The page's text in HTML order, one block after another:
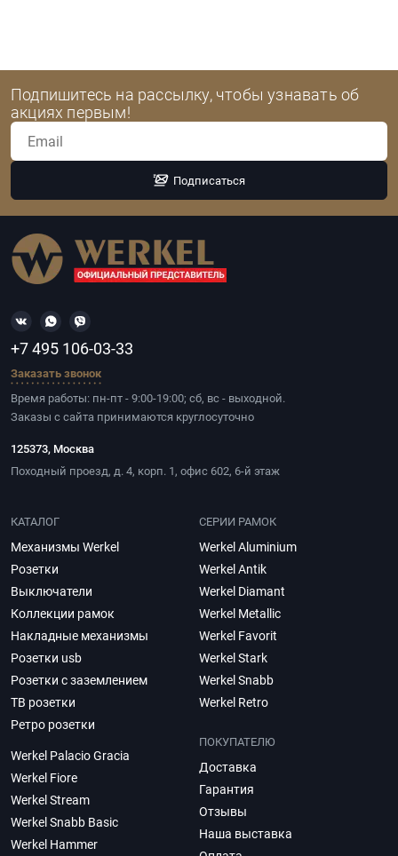
Подпишитесь на рассылку, чтобы узнавать об
акциях первым!
Подписаться
+7 495 106-03-33
Заказать звонок
Время работы: пн-пт - 9:00-19:00; сб, вс - выходной.
Заказы с сайта принимаются круглосуточно
125373, Москва
Походный проезд, д. 4, корп. 1, офис 602, 6-й этаж
КАТАЛОГ
Механизмы Werkel
Розетки
Выключатели
Коллекции рамок
Накладные механизмы
Розетки usb
Розетки с заземлением
ТВ розетки
Ретро розетки
СЕРИИ РАМОК
Werkel Aluminium
Werkel Antik
Werkel Diamant
Werkel Metallic
Werkel Favorit
Werkel Stark
Werkel Snabb
Werkel Retro
Werkel Palacio Gracia
Werkel Fiore
Werkel Stream
Werkel Snabb Basic
Werkel Hammer
ПОКУПАТЕЛЮ
Доставка
Гарантия
Отзывы
Наша выставка